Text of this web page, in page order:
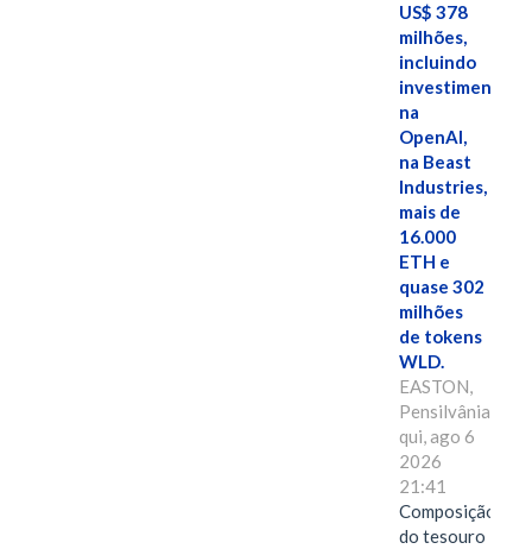
US$ 378
milhões,
incluindo
investimentos
na
OpenAI,
na Beast
Industries,
mais de
16.000
ETH e
quase 302
milhões
de tokens
WLD.
EASTON,
Pensilvânia,
qui, ago 6
2026
21:41
Composição
do tesouro